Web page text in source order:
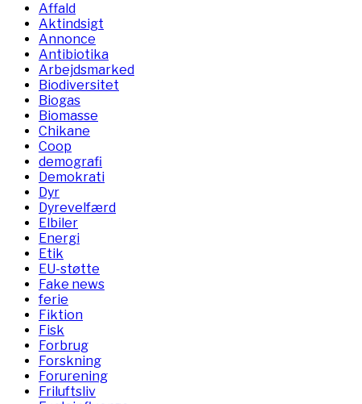
Affald
Aktindsigt
Annonce
Antibiotika
Arbejdsmarked
Biodiversitet
Biogas
Biomasse
Chikane
Coop
demografi
Demokrati
Dyr
Dyrevelfærd
Elbiler
Energi
Etik
EU-støtte
Fake news
ferie
Fiktion
Fisk
Forbrug
Forskning
Forurening
Friluftsliv